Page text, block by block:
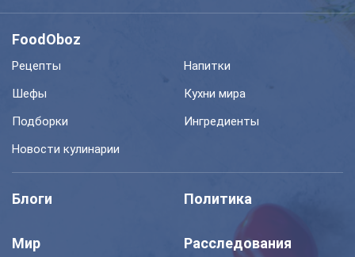
FoodOboz
Рецепты
Напитки
Шефы
Кухни мира
Подборки
Ингредиенты
Новости кулинарии
Блоги Политика
Мир Расследования